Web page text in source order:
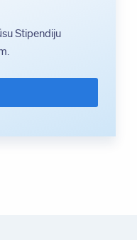
Stipendiju